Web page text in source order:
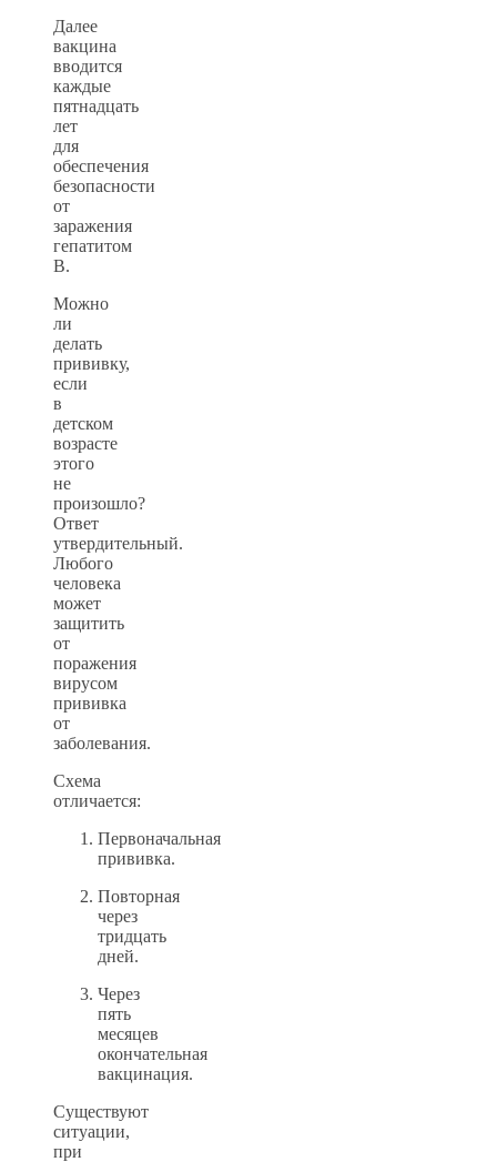
Далее
вакцина
вводится
каждые
пятнадцать
лет
для
обеспечения
безопасности
от
заражения
гепатитом
В.
Можно
ли
делать
прививку,
если
в
детском
возрасте
этого
не
произошло?
Ответ
утвердительный.
Любого
человека
может
защитить
от
поражения
вирусом
прививка
от
заболевания.
Схема
отличается:
Первоначальная
прививка.
Повторная
через
тридцать
дней.
Через
пять
месяцев
окончательная
вакцинация.
Существуют
ситуации,
при